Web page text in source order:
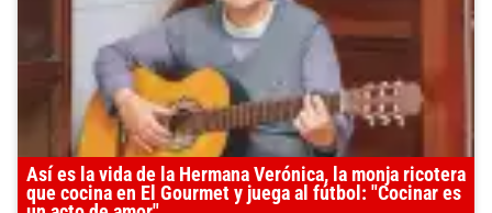
Así es la vida de la Hermana Verónica, la monja ricotera
que cocina en El Gourmet y juega al fútbol: "Cocinar es